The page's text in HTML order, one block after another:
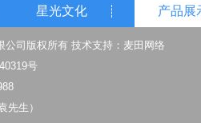
星光文化 产品展
司版权所有 技术支持： 麦田网络
号
先生）